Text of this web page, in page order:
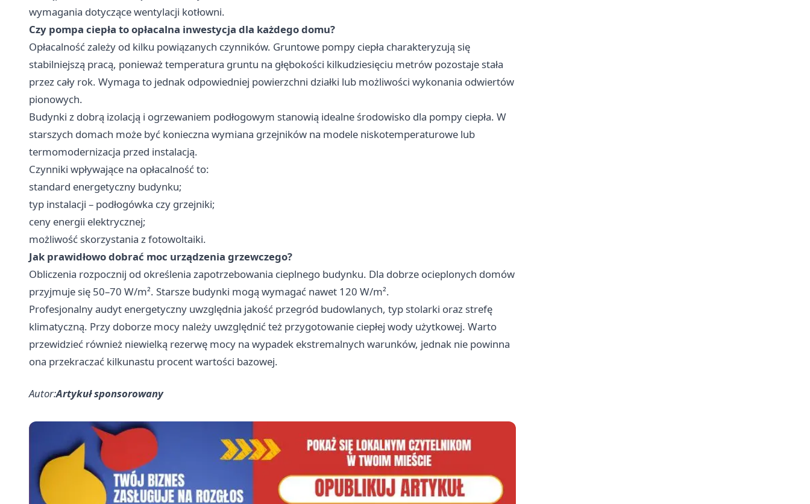
wymagania dotyczące wentylacji kotłowni.
Czy pompa ciepła to opłacalna inwestycja dla każdego domu?
Opłacalność zależy od kilku powiązanych czynników. Gruntowe pompy ciepła charakteryzują się
stabilniejszą pracą, ponieważ temperatura gruntu na głębokości kilkudziesięciu metrów pozostaje stała
przez cały rok. Wymaga to jednak odpowiedniej powierzchni działki lub możliwości wykonania odwiertów
pionowych.
Budynki z dobrą izolacją i ogrzewaniem podłogowym stanowią idealne środowisko dla pompy ciepła. W
starszych domach może być konieczna wymiana grzejników na modele niskotemperaturowe lub
termomodernizacja przed instalacją.
Czynniki wpływające na opłacalność to:
standard energetyczny budynku;
typ instalacji – podłogówka czy grzejniki;
ceny energii elektrycznej;
możliwość skorzystania z fotowoltaiki.
Jak prawidłowo dobrać moc urządzenia grzewczego?
Obliczenia rozpocznij od określenia zapotrzebowania cieplnego budynku. Dla dobrze ocieplonych domów
przyjmuje się 50–70 W/m². Starsze budynki mogą wymagać nawet 120 W/m².
Profesjonalny audyt energetyczny uwzględnia jakość przegród budowlanych, typ stolarki oraz strefę
klimatyczną. Przy doborze mocy należy uwzględnić też przygotowanie ciepłej wody użytkowej. Warto
przewidzieć również niewielką rezerwę mocy na wypadek ekstremalnych warunków, jednak nie powinna
ona przekraczać kilkunastu procent wartości bazowej.
Autor:Artykuł sponsorowany